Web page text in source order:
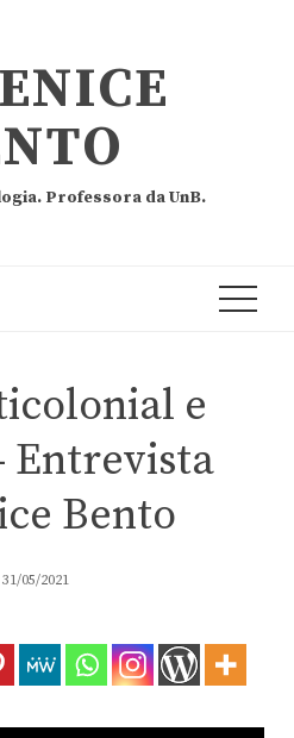
Professora da UnB.
e
Entrevista
Bento
31/05/2021